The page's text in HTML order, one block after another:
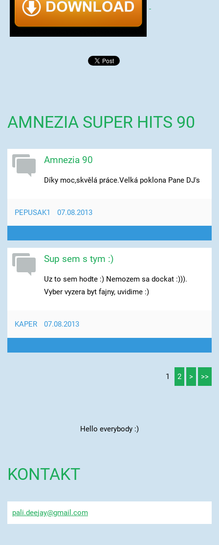
AMNEZIA SUPER HITS 90
Amnezia 90
Díky moc,skvělá práce.Velká poklona Pane DJ's
PEPUSAK1 07.08.2013
Sup sem s tym :)
Uz to sem hodte :) Nemozem sa dockat :))).
Vyber vyzera byt fajny, uvidime :)
KAPER 07.08.2013
1 2 > >>
Hello everybody :)
KONTAKT
pali.deejay@gmai l.com